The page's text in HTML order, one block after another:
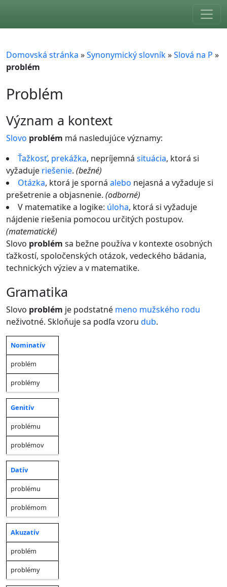
Domovská stránka »Synonymický slovník»Slová na P »
problém
Problém
význam a kontext
Slovo problém má nasledujúce významy:
Ťažkosť, prekážka, nepríjemná situácia, ktorá si
vyžaduje riešenie. (bežné)
Otázka, ktorá je sporná alebo nejasná a vyžaduje si
prešetrenie a objasnenie. (odborné)
V matematike a logike: úloha, ktorá si vyžaduje
nájdenie riešenia pomocou určitých postupov.
(matematické)
Slovo problém sa bežne používa v kontexte osobných
ťažkostí, spoločenských otázok, vedeckého bádania,
technických výziev a v matematike.
gramatika
Slovo problém je podstatné meno mužského rodu
neživotné. Skloňuje sa podľa vzoru dub.
Pád
Jednotné
číslo
Nominatív
problém
problémy
Genitív
problému
problémov
Datív
problému
problémom
Akuzatív
problém
problémy